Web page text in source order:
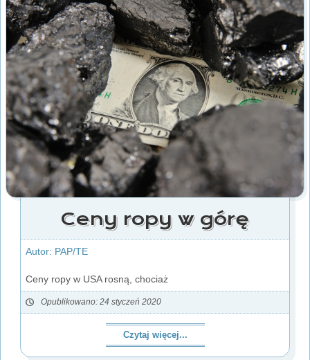
Ceny ropy w górę
Autor: PAP/TE
Ceny ropy w USA rosną, chociaż
Opublikowano: 24 styczeń 2020
Czytaj więcej...